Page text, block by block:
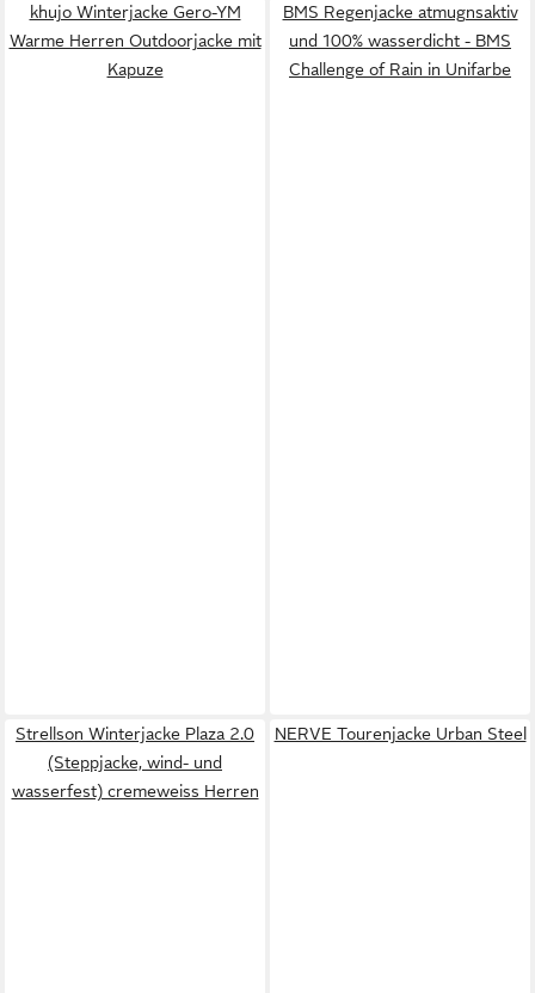
khujo Winterjacke Gero-YM
Warme Herren Outdoorjacke mit
Kapuze
BMS Regenjacke atmugnsaktiv
und 100% wasserdicht - BMS
Challenge of Rain in Unifarbe
Strellson Winterjacke Plaza 2.0
(Steppjacke, wind- und
wasserfest) cremeweiss Herren
NERVE Tourenjacke Urban Steel